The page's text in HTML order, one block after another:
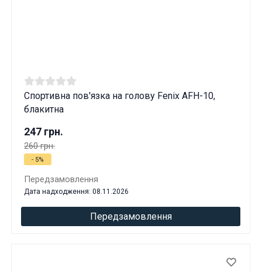
Спортивна пов'язка на голову Fenix AFH-10,
блакитна
247 грн.
260 грн.
- 5%
Передзамовлення
Дата надходження: 08.11.2026
Передзамовлення